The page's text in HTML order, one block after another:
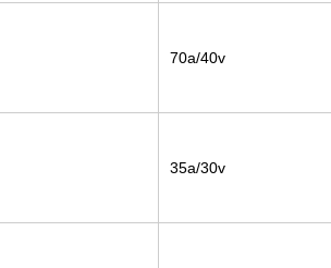
70a/40v
35a/30v